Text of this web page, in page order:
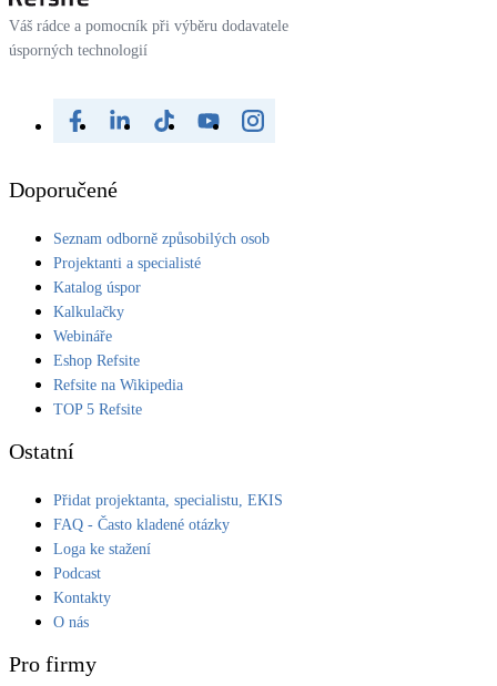
Váš rádce a pomocník při výběru dodavatele
úsporných technologií
Doporučené
Seznam odborně způsobilých osob
Projektanti a specialisté
Katalog úspor
Kalkulačky
Webináře
Eshop Refsite
Refsite na Wikipedia
TOP 5 Refsite
Ostatní
Přidat projektanta, specialistu, EKIS
FAQ - Často kladené otázky
Loga ke stažení
Podcast
Kontakty
O nás
Pro firmy